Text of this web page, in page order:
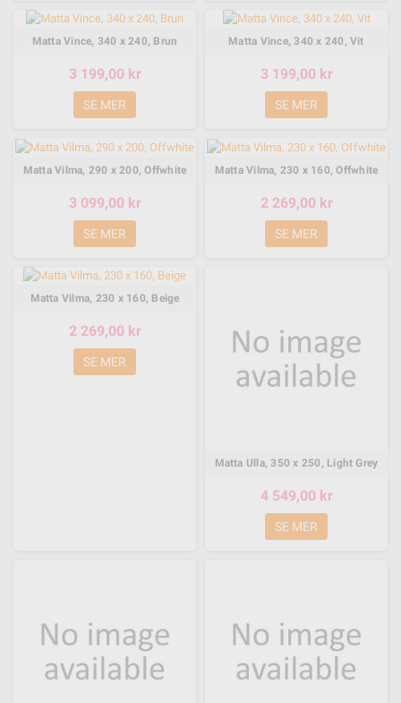
Matta Vince, 340 x 240, Brun
3 199,00 kr
SE MER
Matta Vince, 340 x 240, Vit
3 199,00 kr
SE MER
Matta Vilma, 290 x 200, Offwhite
3 099,00 kr
SE MER
Matta Vilma, 230 x 160, Offwhite
2 269,00 kr
SE MER
Matta Vilma, 230 x 160, Beige
2 269,00 kr
SE MER
Matta Ulla, 350 x 250, Light Grey
4 549,00 kr
SE MER